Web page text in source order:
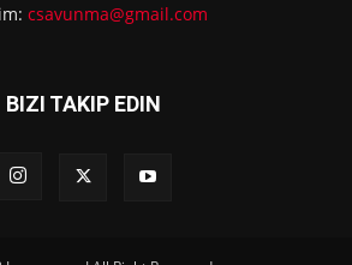
csavunma@gmail.com
BIZI TAKIP EDIN